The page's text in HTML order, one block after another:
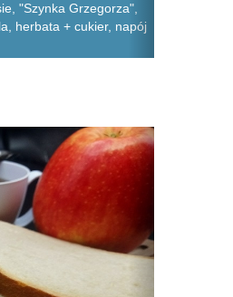
"Szynka Grzegorza",
herbata + cukier, napój
Next